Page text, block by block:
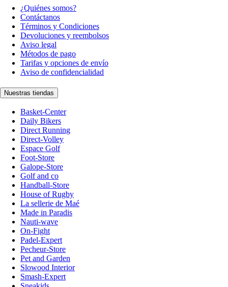
¿Quiénes somos?
Contáctanos
Términos y Condiciones
Devoluciones y reembolsos
Aviso legal
Métodos de pago
Tarifas y opciones de envío
Aviso de confidencialidad
Nuestras tiendas
Basket-Center
Daily Bikers
Direct Running
Direct-Volley
Espace Golf
Foot-Store
Galope-Store
Golf and co
Handball-Store
House of Rugby
La sellerie de Maé
Made in Paradis
Nauti-wave
On-Fight
Padel-Expert
Pecheur-Store
Pet and Garden
Slowood Interior
Smash-Expert